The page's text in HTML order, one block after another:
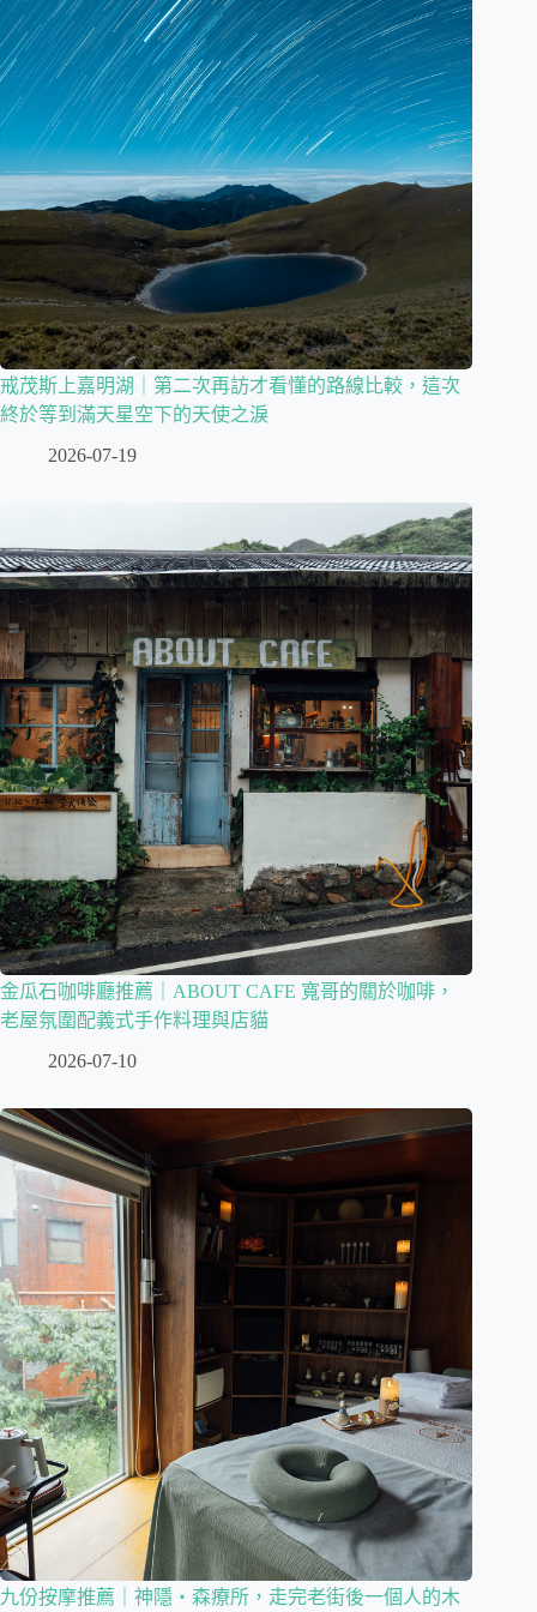
戒茂斯上嘉明湖｜第二次再訪才看懂的路線比較，這次
終於等到滿天星空下的天使之淚
2026-07-19
金瓜石咖啡廳推薦｜ABOUT CAFE 寬哥的關於咖啡，
老屋氛圍配義式手作料理與店貓
2026-07-10
九份按摩推薦｜神隱・森療所，走完老街後一個人的木